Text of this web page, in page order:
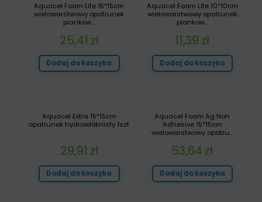
Aquacel Foam Lite 10*10cm
wielowarstwowy opatrunek
piankow...
11,39 zł
Dodaj do koszyka
Aquacel Foam Lite 15*15cm
wielowarstwowy opatrunek
piankow...
25,41 zł
Dodaj do koszyka
Aquacel Foam Ag Non
Adhesive 15*15cm
wielowarstwowy opatru...
53,64 zł
Dodaj do koszyka
Aquacel Extra 15*15cm
opatrunek hydrowłóknisty 1szt
29,91 zł
Dodaj do koszyka